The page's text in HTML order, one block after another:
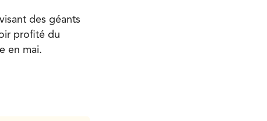
des géants
profité du
en mai.